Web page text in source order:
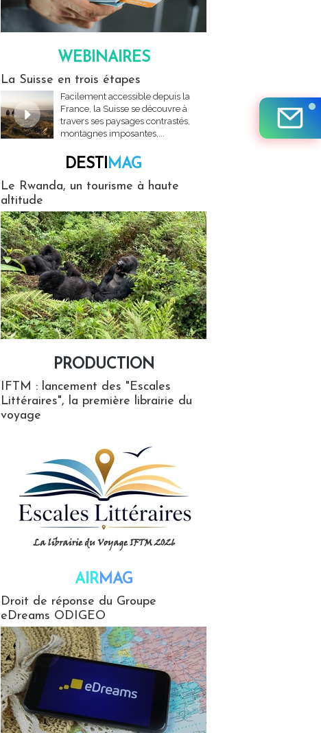
WEBINAIRES
La Suisse en trois étapes
Facilement accessible depuis la
France, la Suisse se découvre à
travers ses paysages contrastés,
montagnes imposantes,...
DESTIMAG
Le Rwanda, un tourisme à haute
altitude
PRODUCTION
IFTM : lancement des "Escales
Littéraires", la première librairie du
voyage
AIRMAG
Droit de réponse du Groupe
eDreams ODIGEO